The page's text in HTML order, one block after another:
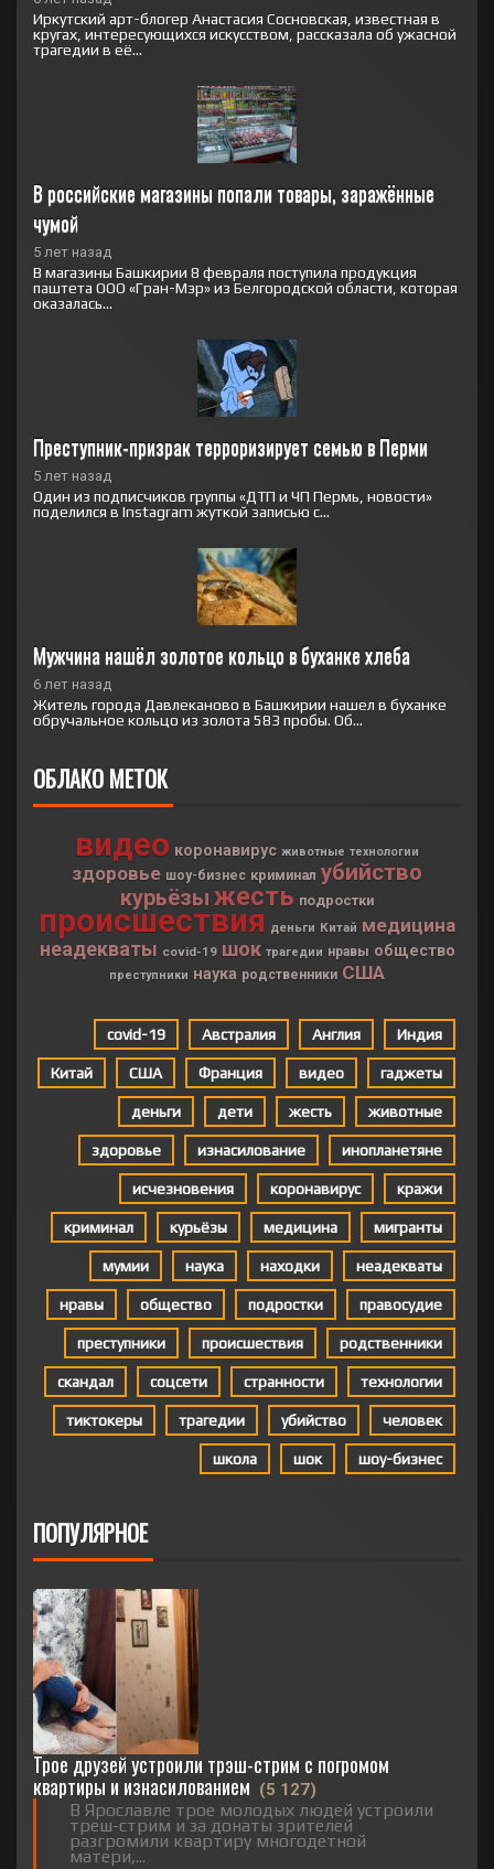
Иркутский арт-блогер Анастасия Сосновская, известная в
кругах, интересующихся искусством, рассказала об ужасной
трагедии в её...
В российские магазины попали товары, заражённые
чумой
5 лет назад
В магазины Башкирии 8 февраля поступила продукция
паштета ООО «Гран-Мэр» из Белгородской области, которая
оказалась...
Преступник-призрак терроризирует семью в Перми
5 лет назад
Один из подписчиков группы «ДТП и ЧП Пермь, новости»
поделился в Instagram жуткой записью с...
Мужчина нашёл золотое кольцо в буханке хлеба
6 лет назад
Житель города Давлеканово в Башкирии нашел в буханке
обручальное кольцо из золота 583 пробы. Об...
ОБЛАКО МЕТОК
видео коронавирус животные технологии
здоровье шоу-бизнес криминал убийство
курьёзы жесть подростки
происшествия деньги Китай медицина
неадекваты covid-19 шок трагедии нравы общество
преступники наука родственники США
covid-19 Австралия Англия Индия
Китай США Франция видео гаджеты
деньги дети жесть животные
здоровье изнасилование инопланетяне
исчезновения коронавирус кражи
криминал курьёзы медицина мигранты
мумии наука находки неадекваты
нравы общество подростки правосудие
преступники происшествия родственники
скандал соцсети странности технологии
тиктокеры трагедии убийство человек
школа шок шоу-бизнес
ПОПУЛЯРНОЕ
Трое друзей устроили трэш-стрим с погромом
квартиры и изнасилованием (5 127)
В Ярославле трое молодых людей устроили
треш-стрим и за донаты зрителей
разгромили квартиру многодетной
матери,...